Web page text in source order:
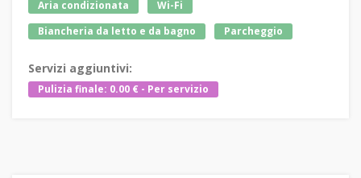
Aria condizionata
Wi-Fi
Biancheria da letto e da bagno
Parcheggio
Servizi aggiuntivi:
Pulizia finale: 0.00 € - Per servizio